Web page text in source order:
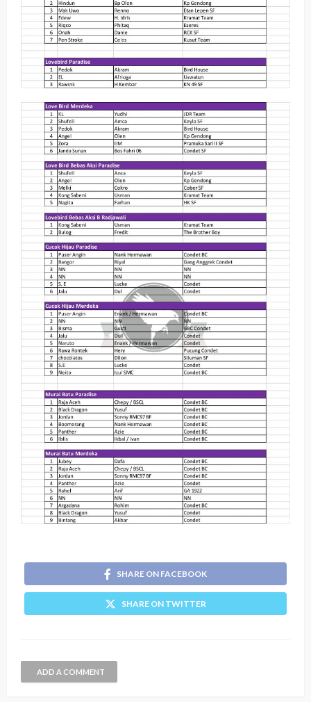
SHARE ON FACEBOOK
SHARE ON TWITTER
ADD A COMMENT